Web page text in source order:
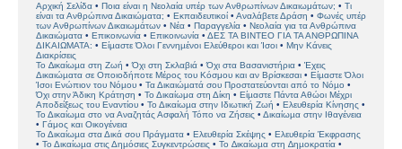
Αρχική Σελίδα Ποια είναι η Νεολαία υπέρ των Ανθρωπίνων Δικαιωμάτων;
Τι
είναι τα Ανθρώπινα Δικαιώματα;
Εκπαιδευτικοί Αναλάβετε Δράση
Φωνές υπέρ
των Ανθρωπίνων Δικαιωμάτων
Νέα Παραγγελία
Νεολαία για τα Ανθρώπινα
Δικαιώματα
Επικοινωνία Επικοινωνία
ΔΕΣ ΤΑ ΒΙΝΤΕΟ ΓΙΑ ΤΑ ΑΝΘΡΩΠΙΝΑ
ΔΙΚΑΙΩΜΑΤΑ:
Είµαστε Όλοι Γεννηµένοι Ελεύθεροι και Ίσοι
Μην Κάνεις
Διακρίσεις
Το ∆ικαίωµα στη Ζωή
Όχι στη Σκλαβιά Όχι στα Βασανιστήρια
Έχεις
Δικαιώµατα σε Οποιοδήποτε Μέρος του Κόσμου και αν Βρίσκεσαι
Είµαστε Όλοι
Ίσοι Ενώπιον του Νόµου
Τα Δικαιώµατά σου Προστατεύονται από το Νόµο
Όχι στην Άδικη Κράτηση
Το Δικαίωμα στη Δίκη
Είµαστε Πάντα Αθώοι Μέχρι
Αποδείξεως του Εναντίου
Το Δικαίωµα στην Ιδιωτική Ζωή
Ελευθερία Κίνησης
Το Δικαίωµα στο να Αναζητάς Ασφαλή Τόπο να Ζήσεις
Δικαίωµα στην Ιθαγένεια
Γάμος και Οικογένεια
Το Δικαίωµα στα Δικά σου Πράγµατα
Ελευθερία Σκέψης
Ελευθερία Έκφρασης
Το Δικαίωµα στις Δηµόσιες Συγκεντρώσεις
Το ∆ικαίωµα στη ∆ηµοκρατία